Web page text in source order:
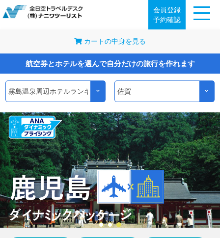
会員登録
予約確認
カートの中身を見る
航空券とホテルを選んで自分だけの旅行を作れます